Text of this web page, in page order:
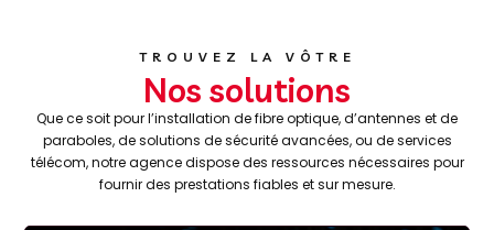
TROUVEZ LA VÔTRE
Nos solutions
Que ce soit pour l’installation de fibre optique, d’antennes et de
paraboles, de solutions de sécurité avancées, ou de services
télécom, notre agence dispose des ressources nécessaires pour
fournir des prestations fiables et sur mesure.